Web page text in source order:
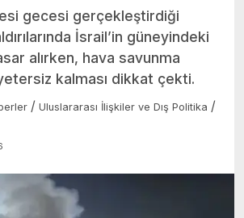
gecesi gerçekleştirdiği
İsrail’in güneyindeki
alırken, hava savunma
kalması dikkat çekti.
/ Uluslararası İlişkiler ve Dış Politika /